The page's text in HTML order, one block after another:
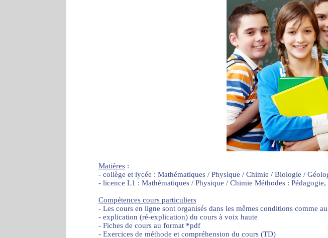
Matières :
- collège et lycée : Mathématiques / Physique / Chimie / Biologie /
- licence L1 : Mathématiques / Physique / Chimie Méthodes :
Compétences cours particuliers
- Les cours en ligne sont organisés dans les mêmes conditions comme
- explication (ré-explication) du cours à voix haute
- Fiches de cours au format *pdf
- Exercices de méthode et compréhension du cours (TD)